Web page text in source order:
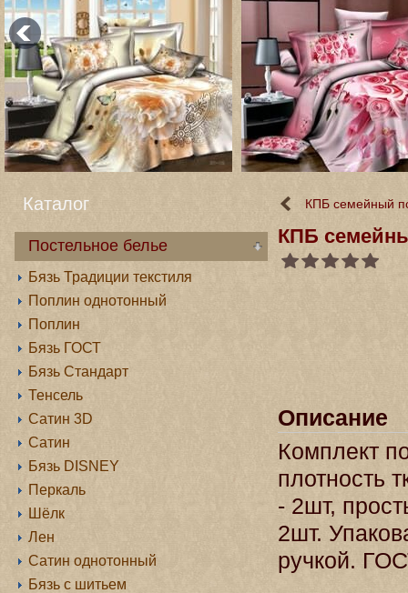
КПБ семейный
КПБ
Описание
Комплект
плотность
- 2шт,
2шт.
ручкой.
Каталог
Постельное белье
Бязь Традиции текстиля
Поплин однотонный
Поплин
Бязь ГОСТ
Бязь Стандарт
Тенсель
Сатин 3D
Сатин
Бязь DISNEY
Перкаль
Шёлк
Лен
Сатин однотонный
Бязь с шитьем